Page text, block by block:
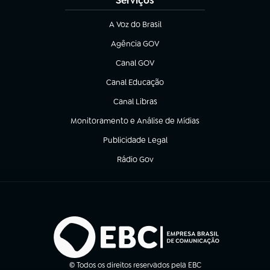
A Voz do Brasil
(abre em nova aba)
Agência GOV
(abre em nova aba)
Canal GOV
(abre em nova aba)
Canal Educação
(abre em nova aba)
Canal Libras
(abre em nova aba)
Monitoramento e Análise de Mídias
(abre em nova aba)
Publicidade Legal
(abre em nova aba)
Rádio Gov
(abre em nova aba)
© Todos os direitos reservados pela EBC